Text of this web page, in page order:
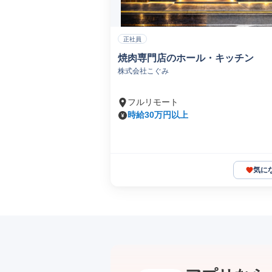
正社員
焼肉専門店のホール・キッチン
株式会社こぐみ
フルリモート
時給30万円以上
気に